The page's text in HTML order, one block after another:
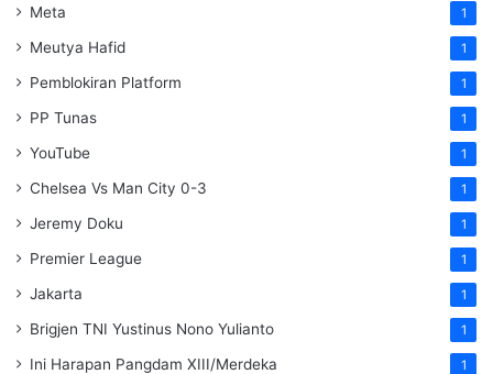
Meta 1
Meutya Hafid 1
Pemblokiran Platform 1
PP Tunas 1
YouTube 1
Chelsea Vs Man City 0-3 1
Jeremy Doku 1
Premier League 1
Jakarta 1
Brigjen TNI Yustinus Nono Yulianto 1
Ini Harapan Pangdam XIII/Merdeka 1